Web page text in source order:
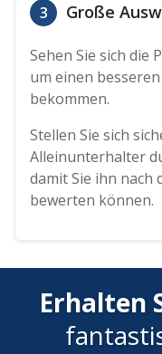
3 Große
Sehen Sie sich die
um einen
bekommen.
Stellen Sie sich
Alleinunterhalter
damit Sie ihn nach
bewerten können.
Erhalten